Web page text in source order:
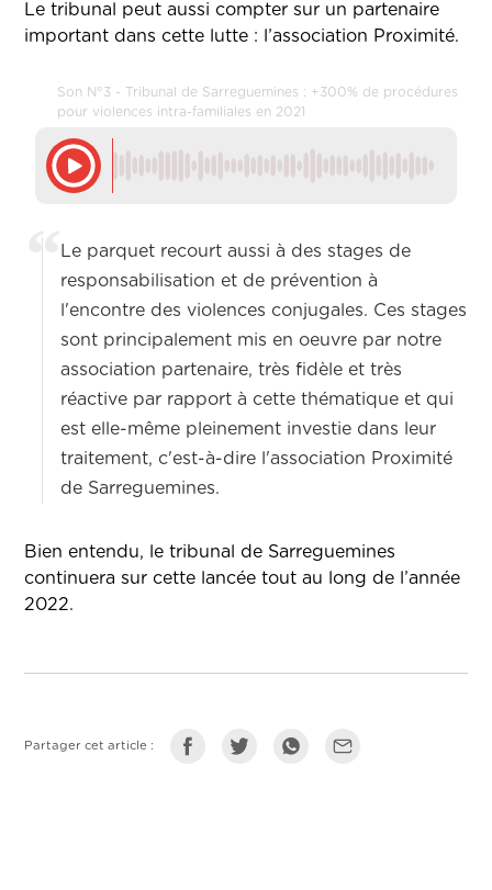
Le tribunal peut aussi compter sur un partenaire
important dans cette lutte : l’association Proximité.
Son N°3 - Tribunal de Sarreguemines : +300% de procédures
pour violences intra-familiales en 2021
Le parquet recourt aussi à des stages de
responsabilisation et de prévention à
l'encontre des violences conjugales. Ces stages
sont principalement mis en oeuvre par notre
association partenaire, très fidèle et très
réactive par rapport à cette thématique et qui
est elle-même pleinement investie dans leur
traitement, c'est-à-dire l'association Proximité
de Sarreguemines.
Bien entendu, le tribunal de Sarreguemines
continuera sur cette lancée tout au long de l’année
2022.
Partager cet article :